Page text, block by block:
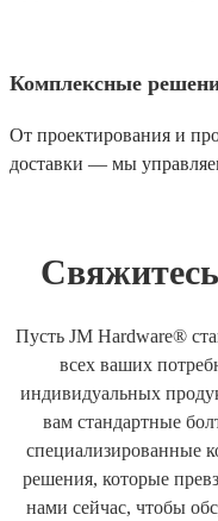
Комплексные
От проектирования и
доставки — мы
Пусть JM Hardware®
всех ваших
индивидуальных
вам стандартные
специализированные
решения, которые
нами сейчас, чтобы